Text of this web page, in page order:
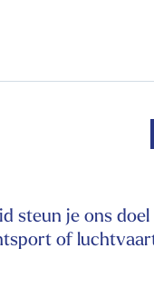
steun je ons
of